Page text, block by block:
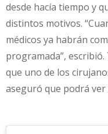
desde hacía tiempo y
distintos motivos.
médicos ya habrán
programada”,
que uno de los
aseguró que podrá